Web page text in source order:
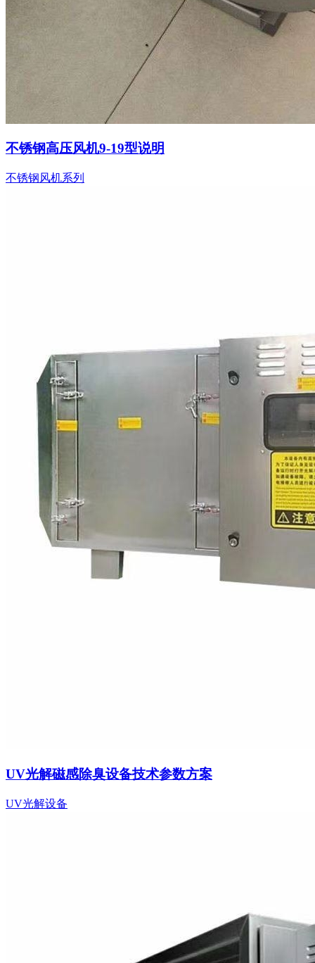
不锈钢高压风机9-19型说明
不锈钢风机系列
UV光解磁感除臭设备技术参数方案
UV光解设备